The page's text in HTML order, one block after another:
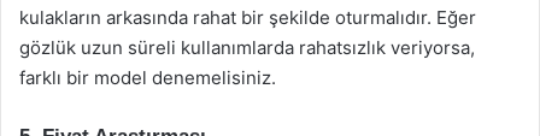
kulakların arkasında rahat bir şekilde oturmalıdır. Eğer
gözlük uzun süreli kullanımlarda rahatsızlık veriyorsa,
farklı bir model denemelisiniz.